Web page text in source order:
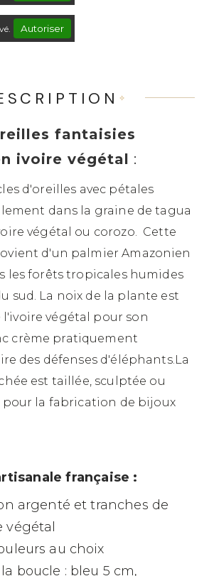
Autoriser
fantaisies
ivoire végétal :
d'oreilles avec pétales
dans la graine de tagua
végétal ou corozo. Cette
d'un palmier Amazonien
les forêts tropicales humides
sud. La noix de la plante est
végétal pour son
crème pratiquement
des défenses d'éléphants.La
est taillée, sculptée ou
pour la fabrication de bijoux
française :
argenté et tranches de
végétal
au choix
boucle : bleu 5 cm,